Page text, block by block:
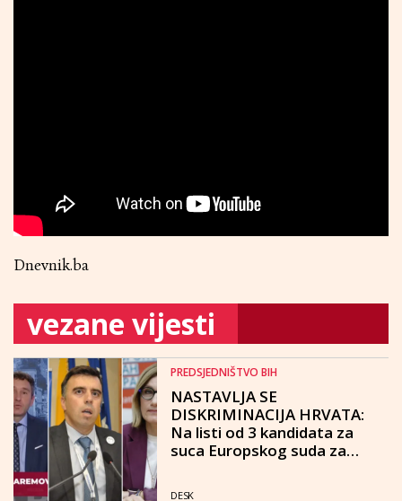
Dnevnik.ba
vezane vijesti
PREDSJEDNIŠTVO BIH
NASTAVLJA SE
DISKRIMINACIJA HRVATA:
Na listi od 3 kandidata za
suca Europskog suda za
DESK